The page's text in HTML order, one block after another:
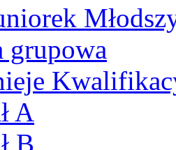
grupowa
A
B